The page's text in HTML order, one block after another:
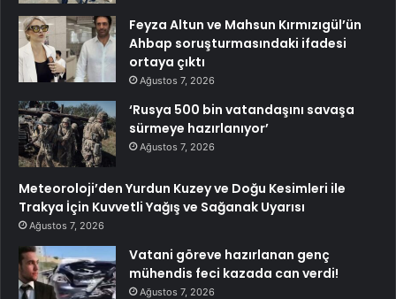
Feyza Altun ve Mahsun Kırmızıgül’ün
Ahbap soruşturmasındaki ifadesi
ortaya çıktı
Ağustos 7, 2026
‘Rusya 500 bin vatandaşını savaşa
sürmeye hazırlanıyor’
Ağustos 7, 2026
Meteoroloji’den Yurdun Kuzey ve Doğu Kesimleri ile
Trakya İçin Kuvvetli Yağış ve Sağanak Uyarısı
Ağustos 7, 2026
Vatani göreve hazırlanan genç
mühendis feci kazada can verdi!
Ağustos 7, 2026